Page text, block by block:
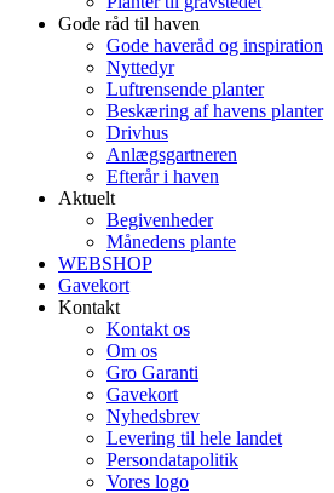
Gode råd til haven
Gode haveråd og inspiration
Nyttedyr
Luftrensende planter
Beskæring af havens planter
Drivhus
Anlægsgartneren
Efterår i haven
Aktuelt
Begivenheder
Månedens plante
WEBSHOP
Gavekort
Kontakt
Kontakt os
Om os
Gro Garanti
Gavekort
Nyhedsbrev
Levering til hele landet
Persondatapolitik
Vores logo